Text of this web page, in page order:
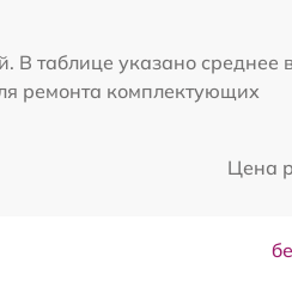
В таблице указано среднее
ремонта комплектующих
Цена